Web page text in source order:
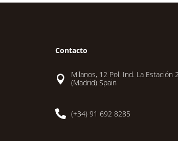
Contacto

Milanos, 12 Pol. Ind. La Estación
(Madrid) Spain
 (+34) 91 692 8285